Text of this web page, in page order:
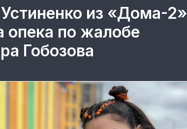
из «Дома-2»
опека по жалобе
Гобозова